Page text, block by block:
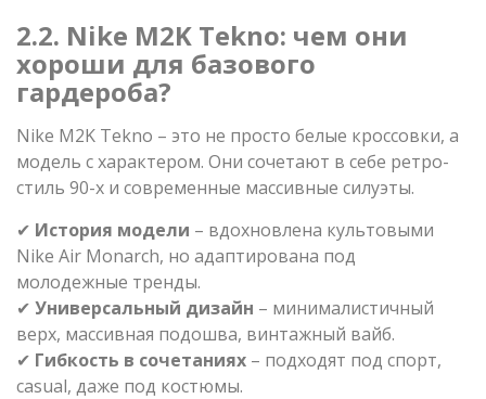
2.2. Nike M2K Tekno: чем они
хороши для базового
гардероба?
Nike M2K Tekno – это не просто белые кроссовки, а
модель с характером. Они сочетают в себе ретро-
стиль 90-х и современные массивные силуэты.
✔ История модели – вдохновлена культовыми
Nike Air Monarch, но адаптирована под
молодежные тренды.
✔ Универсальный дизайн – минималистичный
верх, массивная подошва, винтажный вайб.
✔ Гибкость в сочетаниях – подходят под спорт,
casual, даже под костюмы.